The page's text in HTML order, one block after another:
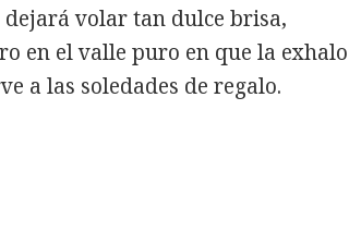
dejará volar tan dulce brisa,
en el valle puro en que la exhalo
a las soledades de regalo.